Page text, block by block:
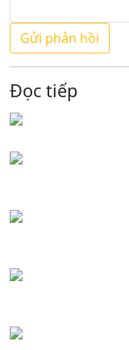
Đọc tiếp